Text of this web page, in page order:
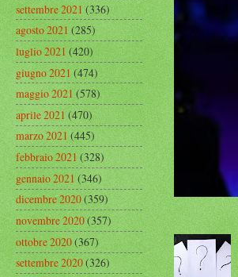
settembre 2021(336)
agosto 2021(285)
luglio 2021(420)
giugno 2021(474)
maggio 2021(578)
aprile 2021(470)
marzo 2021(445)
febbraio 2021(328)
gennaio 2021(346)
dicembre 2020(359)
novembre 2020(357)
ottobre 2020(367)
settembre 2020(326)